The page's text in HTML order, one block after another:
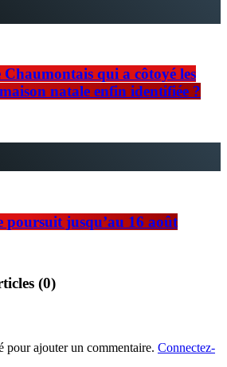
Chaumontais qui a côtoyé les
natale enfin identifiée ?
poursuit jusqu’au 16 août
(0)
pour ajouter un commentaire. Connectez-